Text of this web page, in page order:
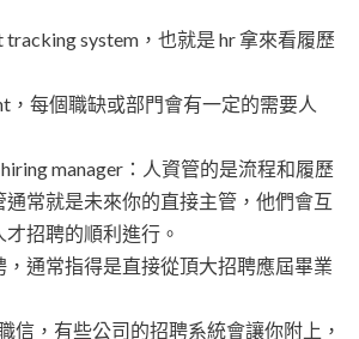
tracking system，也就是 hr 拿來看履歷
，每個職缺或部門會有一定的需要人
manager：人資管的是流程和履歷
通常就是未來你的直接主管，他們會互
招聘的順利進行。
，通常指得是直接從頂大招聘應屆畢業
信，有些公司的招聘系統會讓你附上，